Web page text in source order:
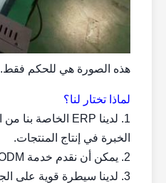
هذه الصورة هي للحكم فقط.
لماذا تختار لنا؟
الخبرة في إنتاج المنتجات.
2. يمكن أن نقدم خدمة OEM / ODM لجميع أنواع العملاء. سيقوم فريق الدعم الاحترافي لدينا بخدمة 24 ساعة عبر الإنترنت للعملاء.
3. لدينا سيطرة قوية على الجودة. العينات متوفرة دائمًا لفحص الجودة ويمكن إرسالها إليك بسرعة كبيرة.